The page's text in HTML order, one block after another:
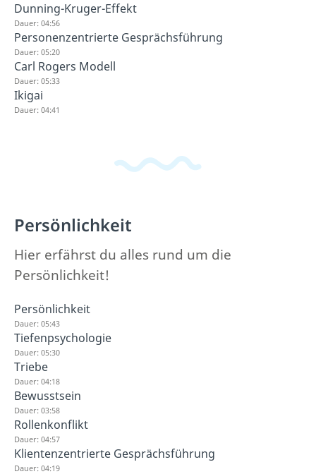
Dunning-Kruger-Effekt
Dauer: 04:56
Personenzentrierte Gesprächsführung
Dauer: 05:20
Carl Rogers Modell
Dauer: 05:33
Ikigai
Dauer: 04:41
Persönlichkeit
Hier erfährst du alles rund um die
Persönlichkeit!
Persönlichkeit
Dauer: 05:43
Tiefenpsychologie
Dauer: 05:30
Triebe
Dauer: 04:18
Bewusstsein
Dauer: 03:58
Rollenkonflikt
Dauer: 04:57
Klientenzentrierte Gesprächsführung
Dauer: 04:19